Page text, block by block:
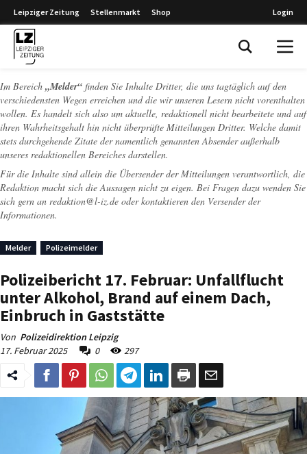
Leipziger Zeitung Stellenmarkt Shop Login
Im Bereich „Melder“ finden Sie Inhalte Dritter, die uns tagtäglich auf den
verschiedensten Wegen erreichen und die wir unseren Lesern nicht vorenthalten
wollen. Es handelt sich also um aktuelle, redaktionell nicht bearbeitete und auf
ihren Wahrheitsgehalt hin nicht überprüfte Mitteilungen Dritter. Welche damit
stets durchgehende Zitate der namentlich genannten Absender außerhalb
unseres redaktionellen Bereiches darstellen.
Für die Inhalte sind allein die Übersender der Mitteilungen verantwortlich, die
Redaktion macht sich die Aussagen nicht zu eigen. Bei Fragen dazu wenden Sie
sich gern an redaktion@l-iz.de oder kontaktieren den Versender der
Informationen.
Melder Polizeimelder
Polizeibericht 17. Februar: Unfallflucht
unter Alkohol, Brand auf einem Dach,
Einbruch in Gaststätte
Von Polizeidirektion Leipzig
17. Februar 2025
0 297